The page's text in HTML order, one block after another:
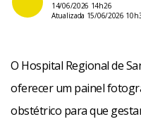
14/06/2026 14h26
Atualizada 15/06/2026
O Hospital Regional de
oferecer um painel
obstétrico para que